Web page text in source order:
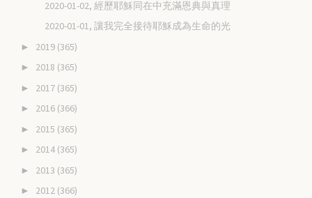
2020-01-02, 經歷耶穌同在中充滿恩典與真理
2020-01-01, 讓我完全接待耶穌成為生命的光
► 2019 (365)
► 2018 (365)
► 2017 (365)
► 2016 (366)
► 2015 (365)
► 2014 (365)
► 2013 (365)
► 2012 (366)